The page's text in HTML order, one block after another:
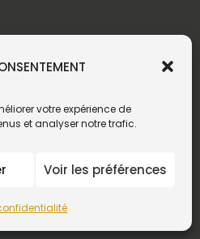
votre expérience de
et analyser notre trafic.
Voir les préférences